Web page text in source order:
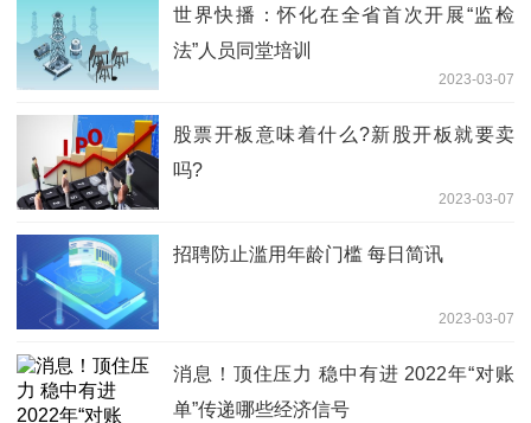
世界快播：怀化在全省首次开展“监检
法”人员同堂培训
2023-03-07
股票开板意味着什么?新股开板就要卖
吗?
2023-03-07
招聘防止滥用年龄门槛 每日简讯
2023-03-07
消息！顶住压力 稳中有进 2022年“对账
单”传递哪些经济信号